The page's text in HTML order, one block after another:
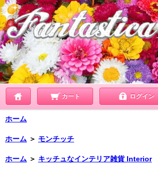
カート ログイン
ホーム
ホーム ＞ モンチッチ
ホーム ＞ キッチュなインテリア雑貨 Interior